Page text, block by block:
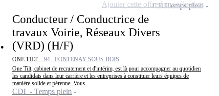
Conducteur / Conductrice de
travaux Voirie, Réseaux Divers
(VRD) (H/F)
ONE TILT - 94 - FONTENAY-SOUS-BOIS
One Tilt, cabinet de recrutement et d'intérim, est là pour accompagner au quotidien
les candidats dans leur carrière et les entreprises à constituer leurs équipes de
manière solide et pérenne. Vous...
CDI - Temps plein
CDITemps plein
Ajouter cette offre à ma sélection